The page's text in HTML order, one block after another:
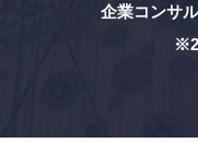
企業コン